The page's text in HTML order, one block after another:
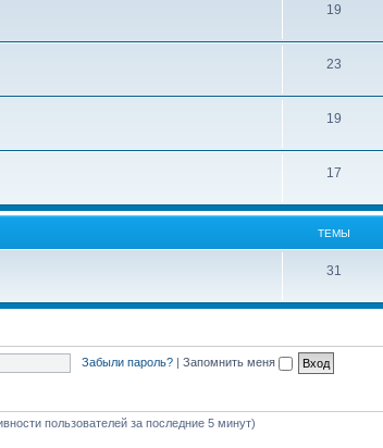
19
23
19
17
ТЕМЫ
31
Забыли пароль? | Запомнить меня
пользователей за последние 5 минут)